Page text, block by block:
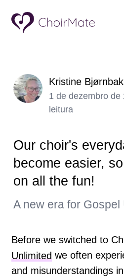
Kristine Bjørnbak
1 de dezembro de
leitura
Our choir's
become easier,
on all the fun!
A new era for Gospel
Before we switched to
Unlimited we often
and misunderstandings